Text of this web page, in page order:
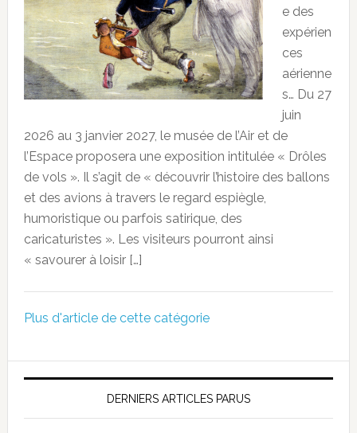
e des
expérien
ces
aérienne
s… Du 27
juin
2026 au 3 janvier 2027, le musée de l’Air et de
l’Espace proposera une exposition intitulée « Drôles
de vols ». Il s’agit de « découvrir l’histoire des ballons
et des avions à travers le regard espiègle,
humoristique ou parfois satirique, des
caricaturistes ». Les visiteurs pourront ainsi
« savourer à loisir […]
Plus d'article de cette catégorie
DERNIERS ARTICLES PARUS